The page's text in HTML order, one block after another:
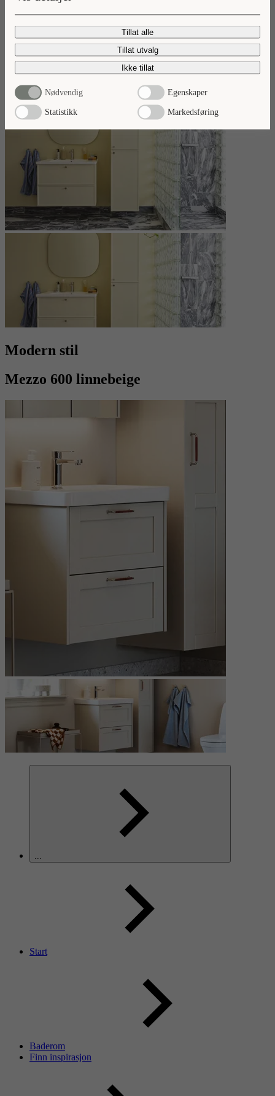
Tillat alle
Tillat utvalg
Ikke tillat
Nødvendig Egenskaper
Statistikk Markedsføring
Nyheter 2026
Ta del av våre baderomsnyheter.
Les mer
Modern stil
Mezzo 600 linnebeige
Start
Baderom
Finn inspirasjon